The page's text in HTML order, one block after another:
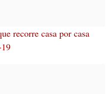
recorre casa por casa